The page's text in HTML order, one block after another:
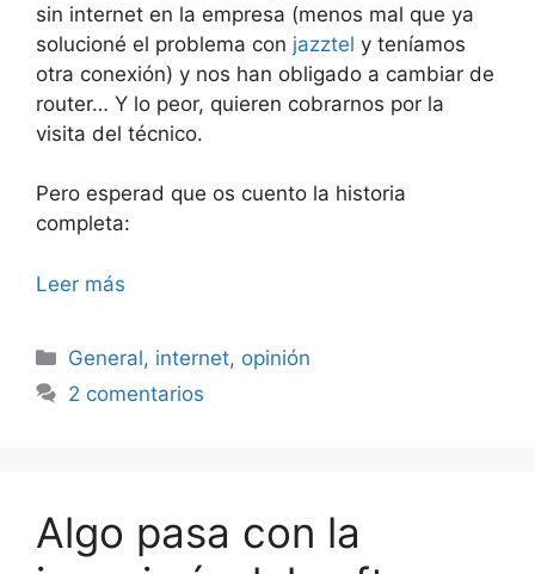
sin internet en la empresa (menos mal que ya
solucioné el problema con jazztel y teníamos
otra conexión) y nos han obligado a cambiar de
router… Y lo peor, quieren cobrarnos por la
visita del técnico.
Pero esperad que os cuento la historia
completa:
Leer más
Categorías
General, internet, opinión
2 comentarios
Algo pasa con la